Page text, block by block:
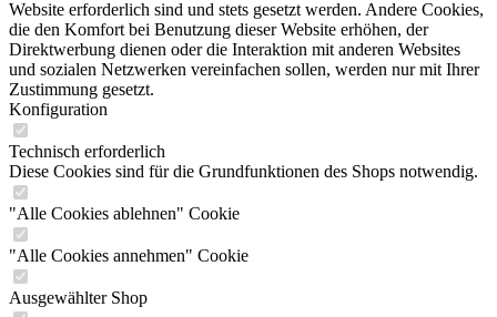
Website erforderlich sind und stets gesetzt werden. Andere Cookies,
die den Komfort bei Benutzung dieser Website erhöhen, der
Direktwerbung dienen oder die Interaktion mit anderen Websites
und sozialen Netzwerken vereinfachen sollen, werden nur mit Ihrer
Zustimmung gesetzt.
Konfiguration
Technisch erforderlich
Diese Cookies sind für die Grundfunktionen des Shops notwendig.
"Alle Cookies ablehnen" Cookie
"Alle Cookies annehmen" Cookie
Ausgewählter Shop